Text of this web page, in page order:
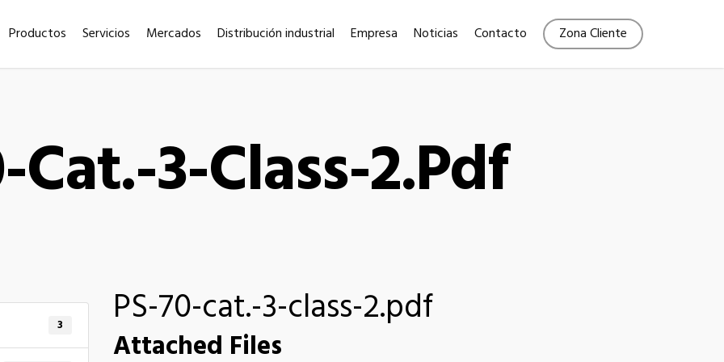
Productos Servicios Mercados Distribución industrial Empresa Noticias Contacto Zona Cliente
Cat.-3-Class-2.pdf
3 PS-70-cat.-3-class-2.pdf
Attached Files